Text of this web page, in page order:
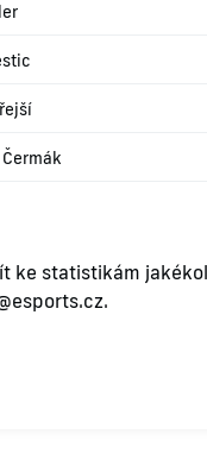
ke statistikám
.